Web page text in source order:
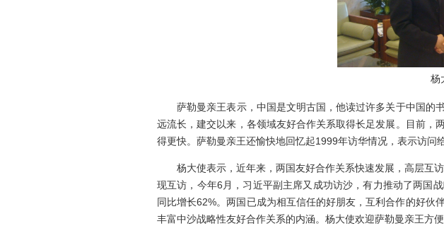
杨
萨勒曼亲王表示，中国是文明古国，他读过许多关于中国的
远流长，建交以来，各领域友好合作关系取得长足发展。目前，
得更快。萨勒曼亲王还愉快地回忆起1999年访华情况，表示访问
杨大使表示，近年来，两国友好合作关系快速发展，高层互
现互访，今年6 月，习近平副主席又成功访沙，有力推动了两国
同比增长62%。两国已成为相互信任的好朋友，互利合作的好伙
丰富中沙战略性友好合作关系的内涵。杨大使欢迎萨勒曼亲王方便